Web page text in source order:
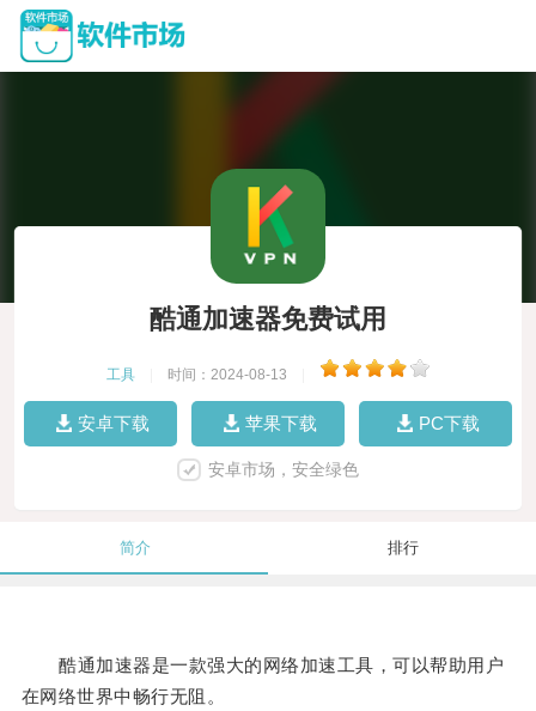
酷通加速器免费试用
工具 时间：2024-08-13
安卓下载 苹果下载 PC下载
安卓市场，安全绿色
简介 排行
酷通加速器是一款强大的网络加速工具，可以帮助用户
在网络世界中畅行无阻。